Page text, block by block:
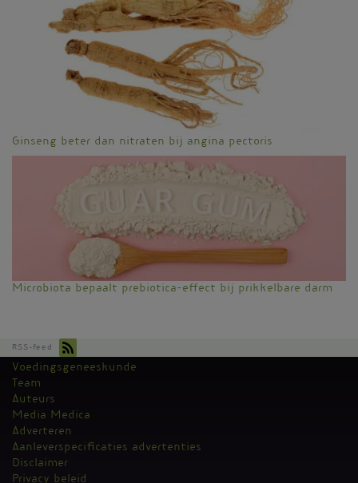
Ginseng beter dan nitraten bij angina pectoris
Microbiota bepaalt prebiotica-effect bij prikkelbare darm
RSS-feed
Kantoormenu
Voedingsgeneeskunde
Team
Auteurs
Media Medica
Adverteren
Aanleverspecificaties advertenties
Disclaimer
Privacy beleid